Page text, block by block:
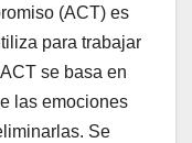
(ACT) es
para trabajar
se basa en
las emociones
Se